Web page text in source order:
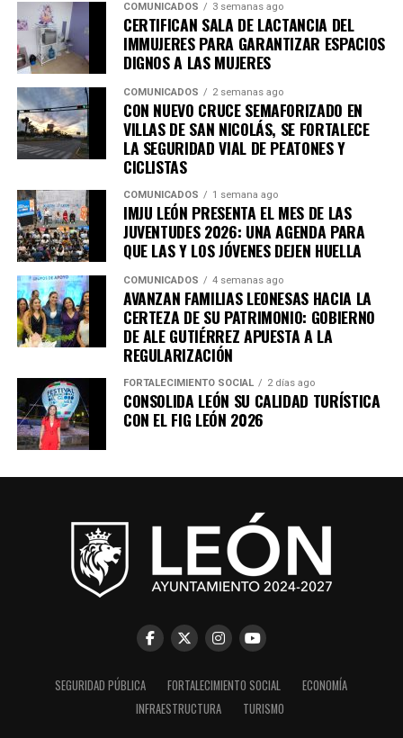
COMUNICADOS 3 semanas ago
CERTIFICAN SALA DE LACTANCIA DEL
IMMUJERES PARA GARANTIZAR ESPACIOS
DIGNOS A LAS MUJERES
COMUNICADOS 2 semanas ago
CON NUEVO CRUCE SEMAFORIZADO EN
VILLAS DE SAN NICOLÁS, SE FORTALECE
LA SEGURIDAD VIAL DE PEATONES Y
CICLISTAS
COMUNICADOS 1 semana ago
IMJU LEÓN PRESENTA EL MES DE LAS
JUVENTUDES 2026: UNA AGENDA PARA
QUE LAS Y LOS JÓVENES DEJEN HUELLA
COMUNICADOS 4 semanas ago
AVANZAN FAMILIAS LEONESAS HACIA LA
CERTEZA DE SU PATRIMONIO: GOBIERNO
DE ALE GUTIÉRREZ APUESTA A LA
REGULARIZACIÓN
FORTALECIMIENTO SOCIAL 2 días ago
CONSOLIDA LEÓN SU CALIDAD TURÍSTICA
CON EL FIG LEÓN 2026
SEGURIDAD PÚBLICA FORTALECIMIENTO SOCIAL
ECONOMÍA
INFRAESTRUCTURA
TURISMO